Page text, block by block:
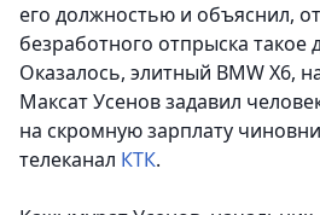
его должностью и объяснил,
безработного отпрыска такое
Оказалось, элитный BMW X6,
Максат Усенов задавил
на скромную зарплату
телеканал КТК.